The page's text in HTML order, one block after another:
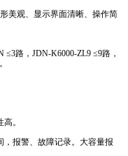
美观、显示界面清晰、操作简
路，JDN-K6000-ZL9 ≤9路，
。
报警、故障记录。大容量报